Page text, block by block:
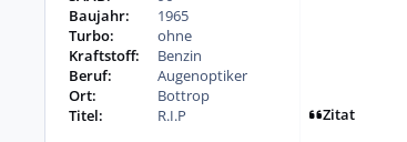
Baujahr:
1965
Turbo:
ohne
Kraftstoff:
Benzin
Beruf:
Augenoptiker
Ort:
Bottrop
Titel:
R.I.P Zitat